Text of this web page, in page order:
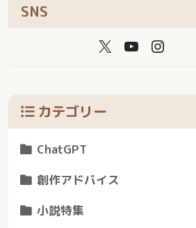
SNS
カテゴリー
ChatGPT
創作アドバイス
小説特集